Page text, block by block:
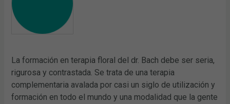
La formación en terapia floral del dr. Bach debe ser seria,
rigurosa y contrastada. Se trata de una terapia
complementaria avalada por casi un siglo de utilización y
formación en todo el mundo y una modalidad que la gente